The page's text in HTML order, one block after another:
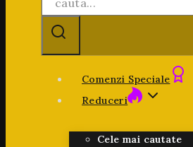
Comenzi Speciale
Reduceri
Cele mai cautate